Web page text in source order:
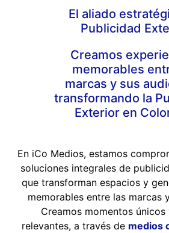
El aliado
Publicidad
Creamos
memorables
marcas y sus
transformando la
Exterior en
En iCo Medios, estamos
soluciones integrales de
que transforman espacios y
memorables entre las marcas
Creamos momentos
relevantes, a través de medios